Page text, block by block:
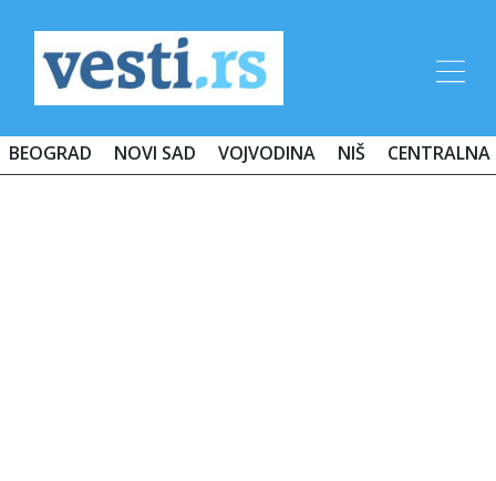
BEOGRAD NOVI SAD VOJVODINA NIŠ CENTRALNA